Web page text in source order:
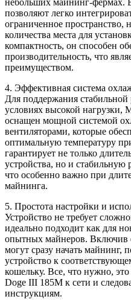
небольших майнинг-фермах.
позволяют легко
ограниченное пространство,
количества места для
компактность, он способен
производительность, что
преимуществом.
4. Эффективная система
Для поддержания стабильной
условиях высокой нагрузки,
оснащен мощной системой
вентиляторами, которые
оптимальную температуру
гарантирует не только
устройства, но и стабильную
что особенно важно при
майнинга.
5. Простота настройки и
Устройство не требует
идеально подходит как для
опытных майнеров. Включив
могут сразу начать майнинг,
устройство к
кошельку. Все, что нужно,
Doge III 185M к сети и
инструкциям.